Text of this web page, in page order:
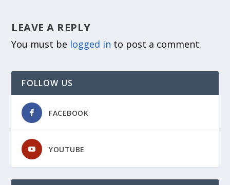
LEAVE A REPLY
You must be logged in to post a comment.
FOLLOW US
FACEBOOK
YOUTUBE